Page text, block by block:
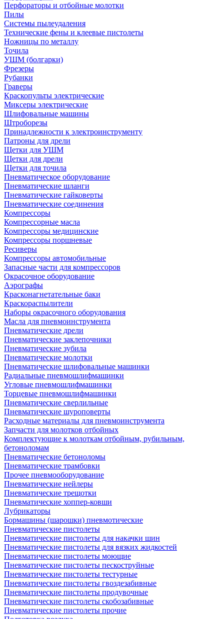
Перфораторы и отбойные молотки
Пилы
Системы пылеудаления
Технические фены и клеевые пистолеты
Ножницы по металлу
Точила
УШМ (болгарки)
Фрезеры
Рубанки
Граверы
Краскопульты электрические
Миксеры электрические
Шлифовальные машины
Штроборезы
Принадлежности к электроинструменту
Патроны для дрели
Щетки для УШМ
Щетки для дрели
Щетки для точила
Пневматическое оборудование
Пневматические шланги
Пневматические гайковерты
Пневматические соединения
Компрессоры
Компрессорные масла
Компрессоры медицинские
Компрессоры поршневые
Ресиверы
Компрессоры автомобильные
Запасные части для компрессоров
Окрасочное оборудование
Аэрографы
Красконагнетательные баки
Краскораспылители
Наборы окрасочного оборудования
Масла для пневмоинструмента
Пневматические дрели
Пневматические заклепочники
Пневматические зубила
Пневматические молотки
Пневматические шлифовальные машинки
Радиальные пневмошлифмашинки
Угловые пневмошлифмашинки
Торцевые пневмошлифмашинки
Пневматические сверлильные
Пневматические шуроповерты
Расходные материалы для пневмоинструмента
Запчасти для молотков отбойных
Комплектующие к молоткам отбойным, рубильным,
бетоноломам
Пневматические бетоноломы
Пневматические трамбовки
Прочее пневмооборудование
Пневматические нейлеры
Пневматические трещотки
Пневматические хоппер-ковши
Лубрикаторы
Бормашины (шарошки) пневмотические
Пневматические пистолеты
Пневматические пистолеты для накачки шин
Пневматические пистолеты для вязких жидкостей
Пневматические пистолеты моющие
Пневматические пистолеты пескоструйные
Пневматические пистолеты тестурные
Пневматические пистолеты гвоздезабивные
Пневматические пистолеты продувочные
Пневматические пистолеты скобозабивные
Пневматические пистолеты прочие